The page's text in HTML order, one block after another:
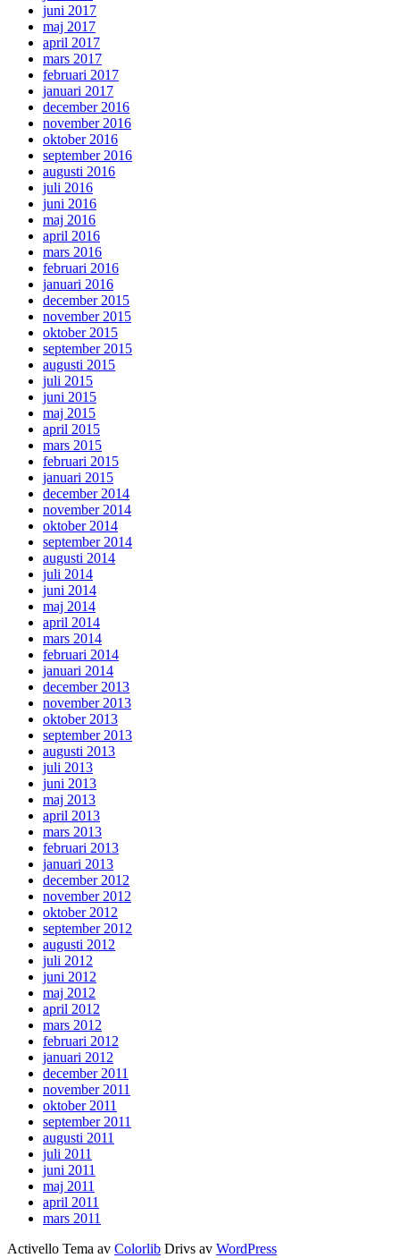
juni 2017
maj 2017
april 2017
mars 2017
februari 2017
januari 2017
december 2016
november 2016
oktober 2016
september 2016
augusti 2016
juli 2016
juni 2016
maj 2016
april 2016
mars 2016
februari 2016
januari 2016
december 2015
november 2015
oktober 2015
september 2015
augusti 2015
juli 2015
juni 2015
maj 2015
april 2015
mars 2015
februari 2015
januari 2015
december 2014
november 2014
oktober 2014
september 2014
augusti 2014
juli 2014
juni 2014
maj 2014
april 2014
mars 2014
februari 2014
januari 2014
december 2013
november 2013
oktober 2013
september 2013
augusti 2013
juli 2013
juni 2013
maj 2013
april 2013
mars 2013
februari 2013
januari 2013
december 2012
november 2012
oktober 2012
september 2012
augusti 2012
juli 2012
juni 2012
maj 2012
april 2012
mars 2012
februari 2012
januari 2012
december 2011
november 2011
oktober 2011
september 2011
augusti 2011
juli 2011
juni 2011
maj 2011
april 2011
mars 2011
Activello Tema av Colorlib Drivs av WordPress